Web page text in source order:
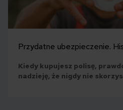
Przydatne ubezpieczenie.
Kiedy kupujesz polisę,
nadzieję, że nigdy nie